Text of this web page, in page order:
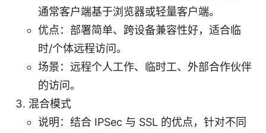
通常客户端基于浏览器或轻量客户端。
优点：部署简单、跨设备兼容性好，适合临
时/个体远程访问。
场景：远程个人工作、临时工、外部合作伙伴
的访问。
混合模式
说明：结合 IPSec 与 SSL 的优点，针对不同